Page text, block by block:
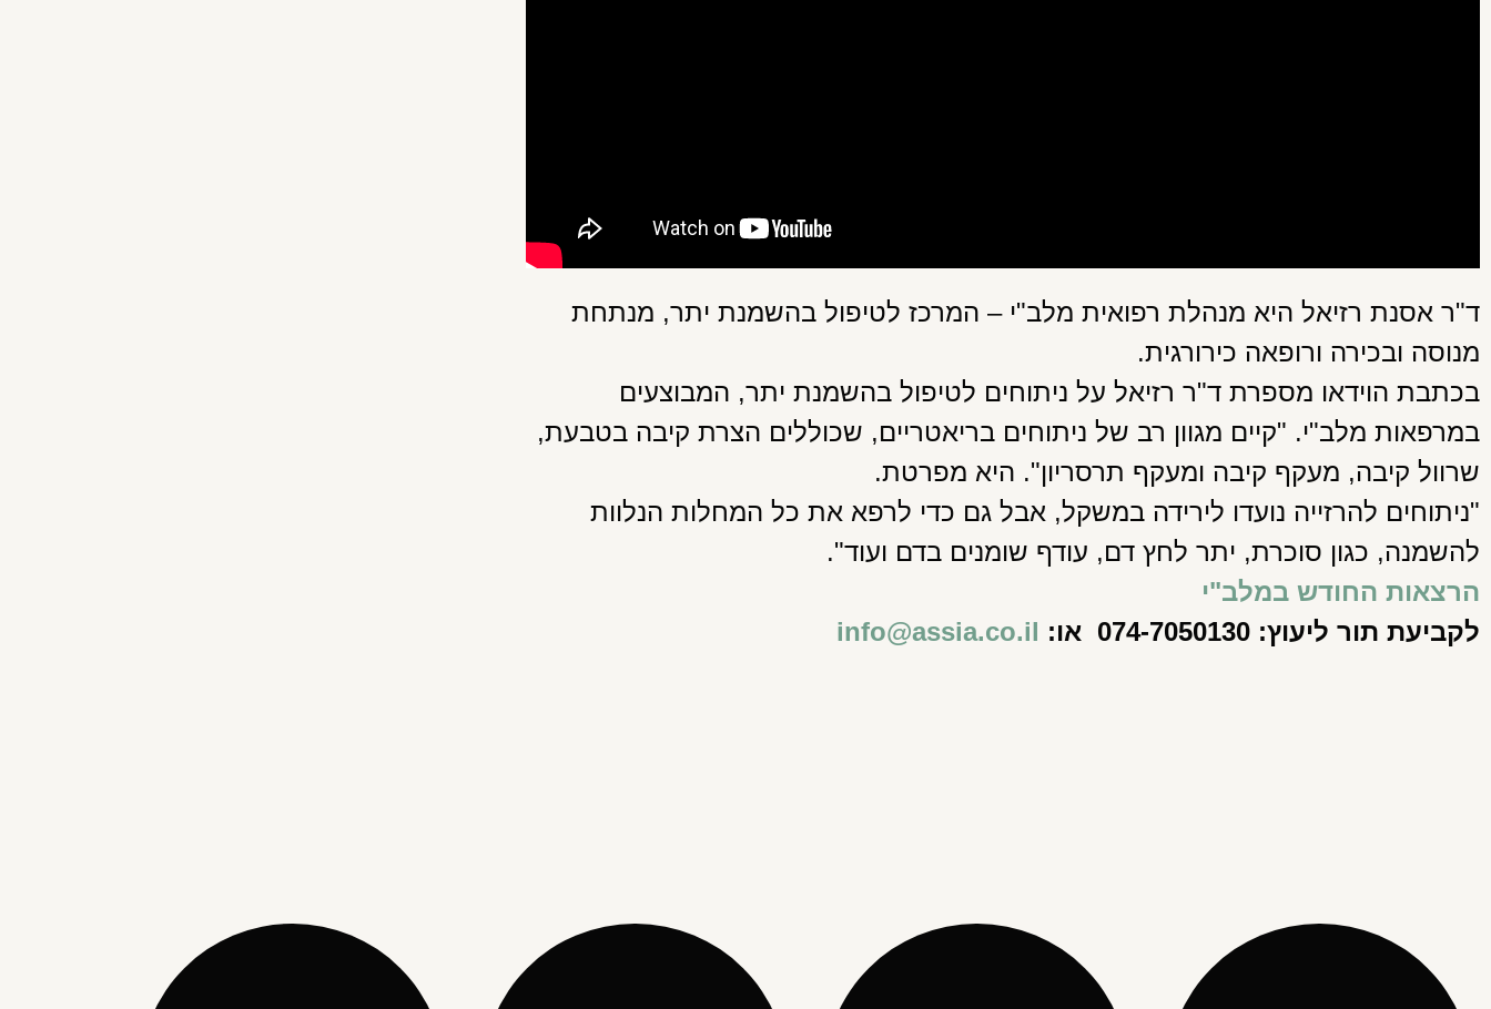
ד"ר אסנת רזיאל היא מנהלת רפואית מלב"י – המרכז לטיפול בהשמנת יתר, מנתחת
מנוסה ובכירה ורופאה כירורגית.
בכתבת הוידאו מספרת ד"ר רזיאל על ניתוחים לטיפול בהשמנת יתר, המבוצעים
במרפאות מלב"י. "קיים מגוון רב של ניתוחים בריאטריים, שכוללים הצרת קיבה בטבעת,
שרוול קיבה, מעקף קיבה ומעקף תרסריון". היא מפרטת.
"ניתוחים להרזייה נועדו לירידה במשקל, אבל גם כדי לרפא את כל המחלות הנלוות
להשמנה, כגון סוכרת, יתר לחץ דם, עודף שומנים בדם ועוד".
הרצאות החודש במלב"י
לקביעת תור ליעוץ: 074-7050130 או:
info@assia.co.il